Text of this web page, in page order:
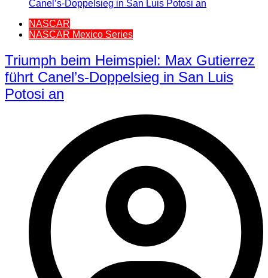
NASCAR
NASCAR Mexico Series
Triumph beim Heimspiel: Max Gutierrez
führt Canel’s-Doppelsieg in San Luis
Potosi an